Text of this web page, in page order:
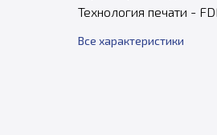
Технология печати -
Все характеристики